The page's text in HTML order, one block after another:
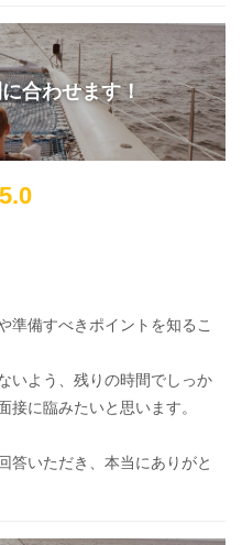
合わせます！
5.0
準備すべきポイントを知るこ
いよう、残りの時間でしっか
接に臨みたいと思います。
答いただき、本当にありがと